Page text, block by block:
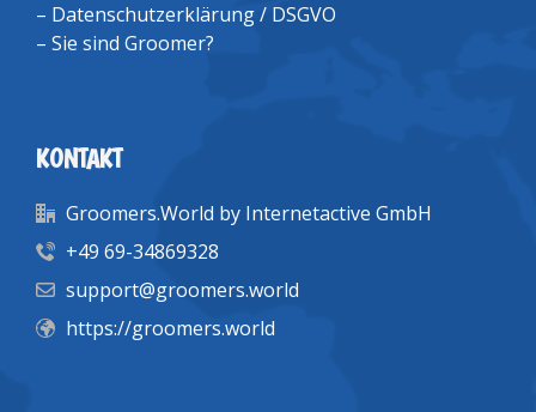
– Datenschutzerklärung / DSGVO
– Sie sind Groomer?
KONTAKT
Groomers.World by Internetactive GmbH
+49 69-34869328
support@groomers.world
https://groomers.world